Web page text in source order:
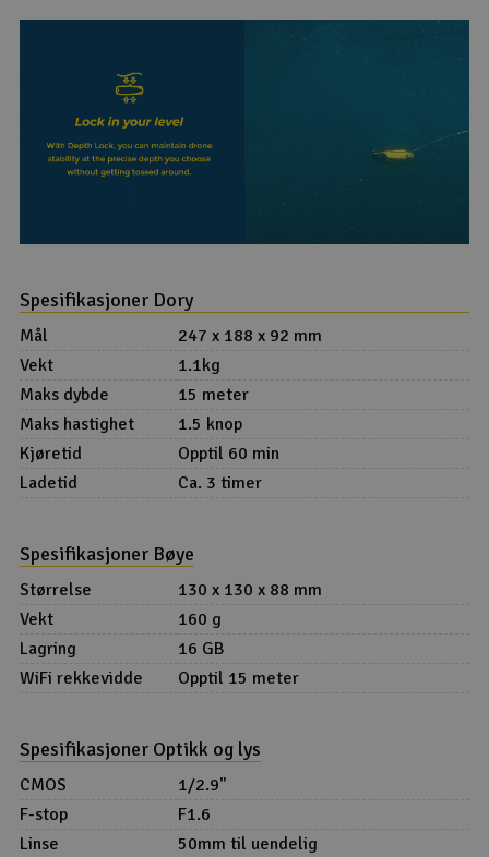
Spesifikasjoner Dory
Mål
247 x 188 x 92 mm
Vekt
1.1kg
Maks dybde
15 meter
Maks hastighet
1.5 knop
Kjøretid
Opptil 60 min
Ladetid
Ca. 3 timer
Spesifikasjoner Bøye
Størrelse
130 x 130 x 88 mm
Vekt
160 g
Lagring
16 GB
WiFi rekkevidde
Opptil 15 meter
Spesifikasjoner Optikk og lys
CMOS
1/2.9"
F-stop
F1.6
Linse
50mm til uendelig